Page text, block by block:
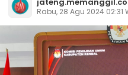
Rabu, 28 Agu 2024 02:31